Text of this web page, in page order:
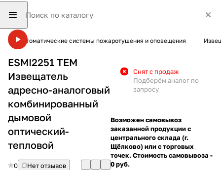
Автоматические системы пожаротушения и оповещения
ESMI2251 TEM
Извещатель
адресно-аналоговый
комбинированный
дымовой
оптический-
тепловой
0
Нет отзывов
Снят с продаж
Подберём аналог по
запросу
Возможен самовывоз
заказанной продукции с
центрального склада (г.
Щёлково) или с торговых
точек. Стоимость самовывоза -
0 руб.